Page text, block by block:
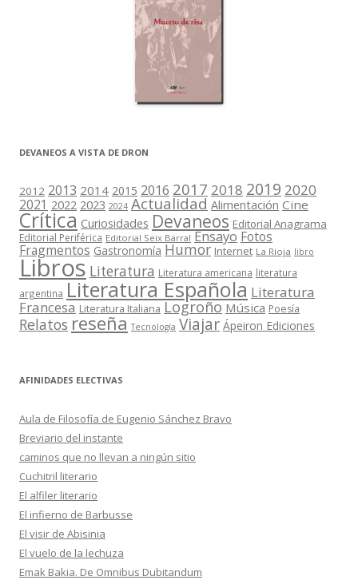
DEVANEOS A VISTA DE DRON
2012 2013 2014 2015 2016 2017 2018 2019 2020
2021 2022 2023 2024 Actualidad Alimentación Cine
Crítica Curiosidades Devaneos Editorial Anagrama
Editorial Periférica Editorial Seix Barral Ensayo Fotos
Fragmentos Gastronomía Humor Internet La Rioja libro
Libros Literatura Literatura americana literatura
argentina Literatura Española Literatura
Francesa Literatura Italiana Logroño Música Poesía
Relatos reseña Tecnología Viajar Ápeiron Ediciones
AFINIDADES ELECTIVAS
Aula de Filosofía de Eugenio Sánchez Bravo
Breviario del instante
caminos que no llevan a ningún sitio
Cuchitril literario
El alfiler literario
El infierno de Barbusse
El visir de Abisinia
El vuelo de la lechuza
Emak Bakia. De Omnibus Dubitandum